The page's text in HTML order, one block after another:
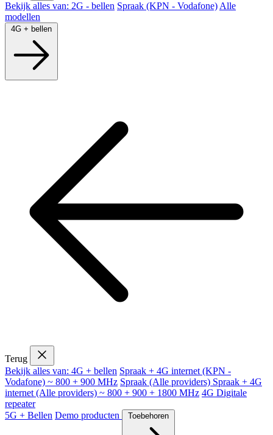
Bekijk alles van: 2G - bellen Spraak (KPN - Vodafone) Alle
modellen
4G + bellen
Terug
Bekijk alles van: 4G + bellen Spraak + 4G internet (KPN -
Vodafone) ~ 800 + 900 MHz Spraak (Alle providers) Spraak + 4G
internet (Alle providers) ~ 800 + 900 + 1800 MHz 4G Digitale
repeater
5G + Bellen Demo producten Toebehoren